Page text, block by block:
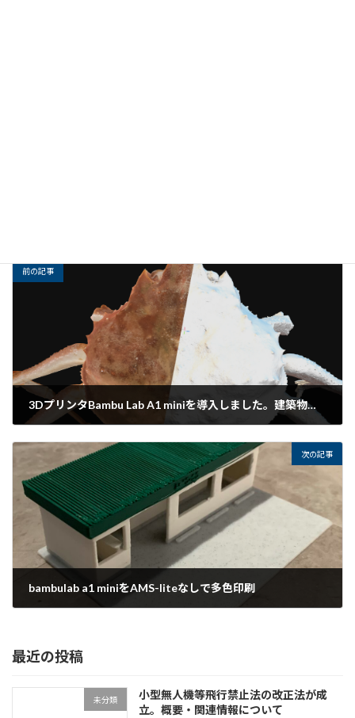
前の記事
3DプリンタBambu Lab A1 miniを導入しました。建築物の簡易模型製作
次の記事
bambulab a1 miniをAMS-liteなしで多色印刷
最近の投稿
未分類
小型無人機等飛行禁止法の改正法が成
立。概要・関連情報について